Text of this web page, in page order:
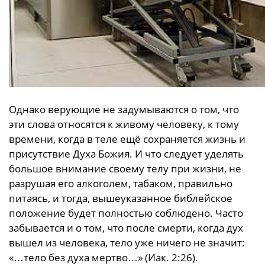
Однако верующие не задумываются о том, что
эти слова относятся к живому человеку, к тому
времени, когда в теле ещё сохраняется жизнь и
присутствие Духа Божия. И что следует уделять
большое внимание своему телу при жизни, не
разрушая его алкоголем, табаком, правильно
питаясь, и тогда, вышеуказанное библейское
положение будет полностью соблюдено. Часто
забывается и о том, что после смерти, когда дух
вышел из человека, тело уже ничего не значит:
«…тело без духа мертво…» (Иак. 2:26).